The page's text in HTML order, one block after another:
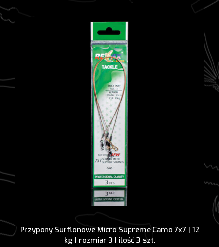
Przypony Surflonowe Micro Supreme Camo 7x7 | 12
kg | rozmiar 3 | ilość 3 szt.